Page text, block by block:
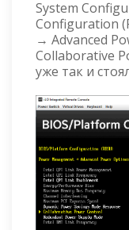
System
Configuration
→ Advanced
Collaborative
уже так и